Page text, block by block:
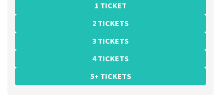
1 TICKET
2 TICKETS
3 TICKETS
4 TICKETS
5+ TICKETS